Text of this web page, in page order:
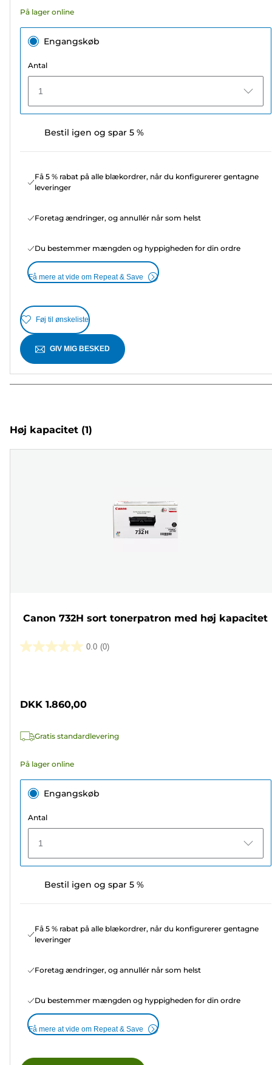
På lager online
Engangskøb
Antal
1
Bestil igen og spar 5 %
Få 5 % rabat på alle blækordrer, når du konfigurerer gentagne
leveringer
Foretag ændringer, og annullér når som helst
Du bestemmer mængden og hyppigheden for din ordre
Få mere at vide om Repeat & Save
Føj til ønskeliste
GIV MIG BESKED
Høj kapacitet (1)
Canon 732H sort tonerpatron med høj kapacitet
0.0 (0)
0.0
stjerner.
DKK 1.860,00
Gratis standardlevering
På lager online
Engangskøb
Antal
1
Bestil igen og spar 5 %
Få 5 % rabat på alle blækordrer, når du konfigurerer gentagne
leveringer
Foretag ændringer, og annullér når som helst
Du bestemmer mængden og hyppigheden for din ordre
Få mere at vide om Repeat & Save